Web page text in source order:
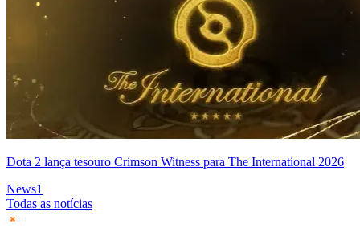
Dota 2 lança tesouro Crimson Witness para The International 2026
News1
Todas as notícias